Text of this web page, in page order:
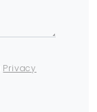
Privacy